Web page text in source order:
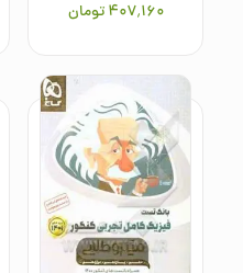
۴۰۷٬۱۶۰ تومان